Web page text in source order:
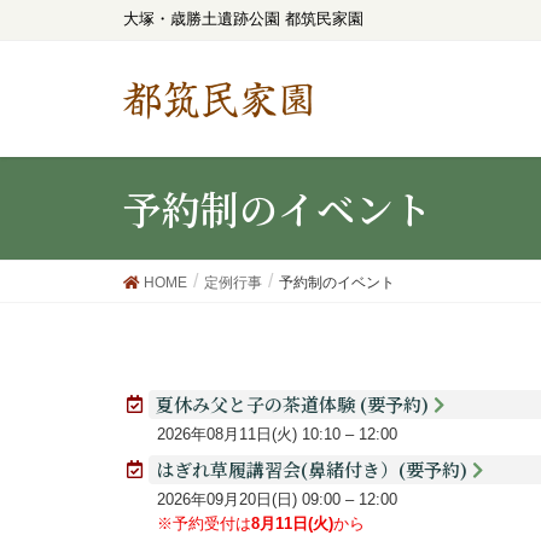
大塚・歳勝土遺跡公園 都筑民家園
都筑民家園
予約制のイベント
HOME 定例行事 予約制のイベント
夏休み父と子の茶道体験 (要予約)
2026年08月11日(火) 10:10 – 12:00
はぎれ草履講習会(鼻緒付き）(要予約)
2026年09月20日(日) 09:00 – 12:00
※予約受付は8月11日(火)から